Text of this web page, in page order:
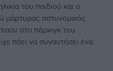
του παιδιού και ο
μάρτυρας αστυνομικός
στο πάρκιγκ του
πάει να συναντήσει ένα